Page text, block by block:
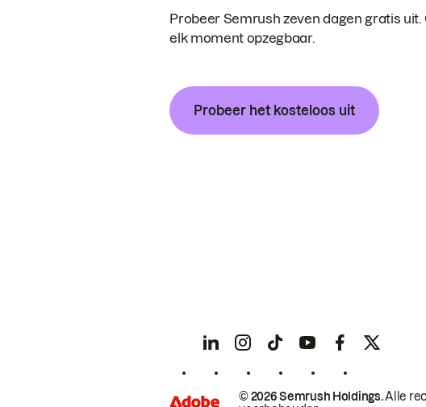
Probeer Semrush zeven dagen gratis uit.
elk moment opzegbaar.
Probeer het kosteloos uit
© 2026 Semrush Holdings.Alle